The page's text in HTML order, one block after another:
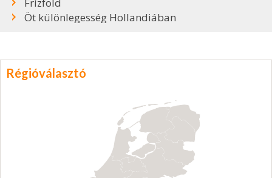
Öt különlegesség Hollandiában
Régióválasztó